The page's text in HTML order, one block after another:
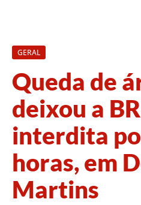
GERAL
Queda de
deixou a
interdita
horas, em
Martins